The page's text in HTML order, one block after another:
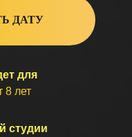
для
8 лет
студии
ДАТУ